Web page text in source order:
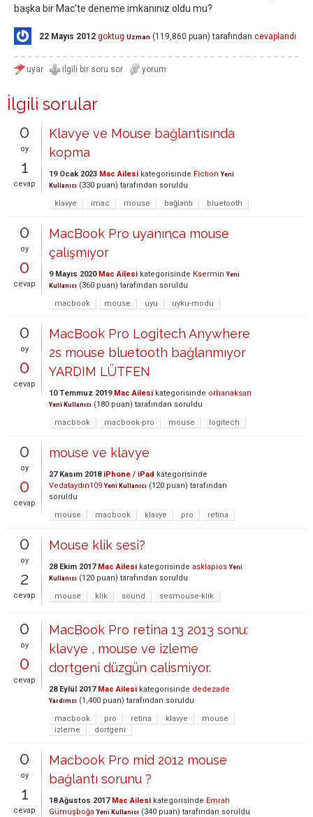
başka bir Mac'te deneme imkanınız oldu mu?
22 Mayıs 2012 goktug Uzman (119,860 puan) tarafından cevaplandı
İlgili sorular
0
oy
1
cevap
Klavye ve Mouse bağlantısında
kopma
19 Ocak 2023 Mac Ailesi kategorisinde Fiction Yeni
Kullanıcı (330 puan) tarafından soruldu
klavye
imac mouse bağlantı bluetooth
0
oy
0
cevap
MacBook Pro uyanınca mouse
çalışmıyor
9 Mayıs 2020 Mac Ailesi kategorisinde Ksermin Yeni
Kullanıcı (360 puan) tarafından soruldu
macbook
mouse uyu uyku-modu
0
oy
0
cevap
MacBook Pro Logitech Anywhere
2s mouse bluetooth bağlanmıyor
YARDIM LÜTFEN
10 Temmuz 2019 Mac Ailesi kategorisinde orhanaksan
Yeni Kullanıcı (180 puan) tarafından soruldu
macbook
macbook-pro mouse logitech
0
oy
0
cevap
mouse ve klavye
27 Kasım 2018 iPhone / iPad kategorisinde
Vedataydın109 Yeni Kullanıcı (120 puan) tarafından
soruldu
mouse
macbook klavye pro retina
0
oy
2
cevap
Mouse klik sesi?
28 Ekim 2017 Mac Ailesi kategorisinde asklapios Yeni
Kullanıcı (120 puan) tarafından soruldu
mouse
klik sound sesmouse-klik
0
oy
0
cevap
MacBook Pro retina 13 2013 sonu:
klavye , mouse ve izleme
dortgeni düzgün calismiyor.
28 Eylül 2017 Mac Ailesi kategorisinde dedezade
Yardımcı (1,400 puan) tarafından soruldu
macbook
pro retina klavye
mouse
izleme
dortgeni
0
oy
1
cevap
Macbook Pro mid 2012 mouse
bağlantı sorunu ?
18 Ağustos 2017 Mac Ailesi kategorisinde Emrah
Gümüşboğa Yeni Kullanıcı (340 puan) tarafından soruldu